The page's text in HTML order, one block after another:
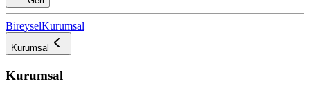
BireyselKurumsal
Kurumsal
Kurumsal